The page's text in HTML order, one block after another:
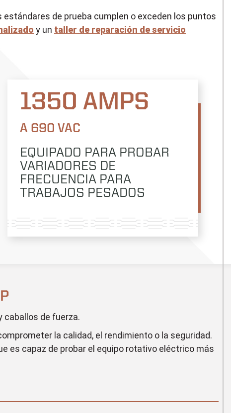
de prueba cumplen o exceden los puntos
y un taller de reparación de servicio
1350 AMPS
A 690 VAC
EQUIPADO PARA PROBAR
VARIADORES DE
FRECUENCIA PARA
TRABAJOS PESADOS
caballos de fuerza.
la calidad, el rendimiento o la seguridad.
es capaz de probar el equipo rotativo eléctrico más